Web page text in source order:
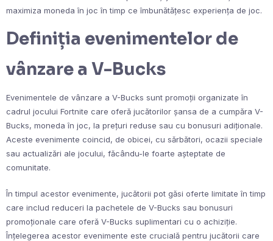
maximiza moneda în joc în timp ce îmbunătățesc experiența de joc.
Definiția evenimentelor de
vânzare a V-Bucks
Evenimentele de vânzare a V-Bucks sunt promoții organizate în
cadrul jocului Fortnite care oferă jucătorilor șansa de a cumpăra V-
Bucks, moneda în joc, la prețuri reduse sau cu bonusuri adiționale.
Aceste evenimente coincid, de obicei, cu sărbători, ocazii speciale
sau actualizări ale jocului, făcându-le foarte așteptate de
comunitate.
În timpul acestor evenimente, jucătorii pot găsi oferte limitate în timp
care includ reduceri la pachetele de V-Bucks sau bonusuri
promoționale care oferă V-Bucks suplimentari cu o achiziție.
Înțelegerea acestor evenimente este crucială pentru jucătorii care